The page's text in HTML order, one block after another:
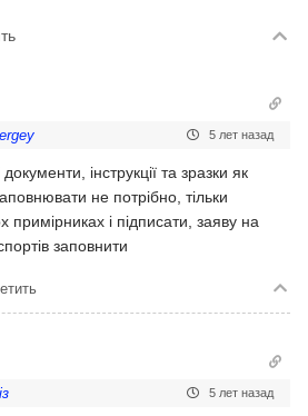
5 лет назад
інструкції та зразки як
не потрібно, тільки
примірниках і підписати, заяву на
заповнити
5 лет назад